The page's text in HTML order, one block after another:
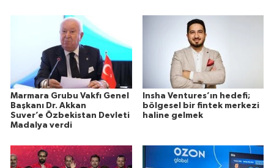
Marmara Grubu Vakfı Genel
Başkanı Dr. Akkan
Suver’e Özbekistan Devleti
Madalya verdi
Insha Ventures’ın hedefi;
bölgesel bir fintek merkezi
haline gelmek